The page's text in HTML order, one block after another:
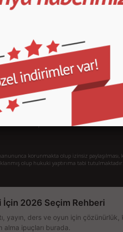
KURUMSAL
İletişim
Sipariş Takibi
Gizlilik ve Kullanım Şartları
Kargo ve Taşıma Bilgileri
Garanti ve İade
korunmakta olup izinsiz paylaşılması,
olup hukuki yaptırıma tabi tutulmaktadır.
İçin 2026 Seçim Rehberi
yayın, ders ve oyun için çözünürlük,
alma ipuçları burada.